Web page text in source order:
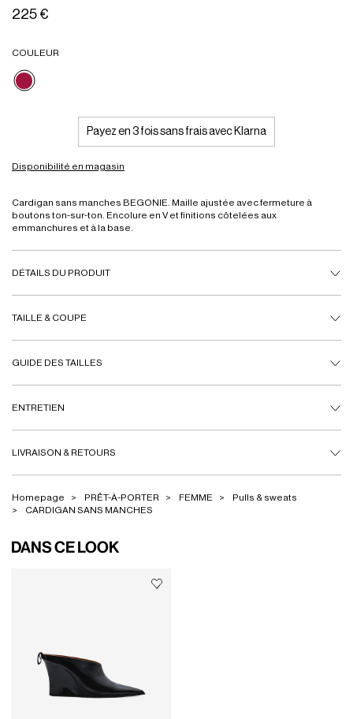
225 €
COULEUR
Sélectionné
Payez en 3 fois sans frais avec Klarna
Disponibilité en magasin
Cardigan sans manches BEGONIE. Maille ajustée avec fermeture à
boutons ton-sur-ton. Encolure en V et finitions côtelées aux
emmanchures et à la base.
DÉTAILS DU PRODUIT
TAILLE & COUPE
GUIDE DES TAILLES
ENTRETIEN
LIVRAISON & RETOURS
Homepage PRÊT-À-PORTER FEMME
Pulls & sweats
CARDIGAN SANS MANCHES
DANS CE LOOK